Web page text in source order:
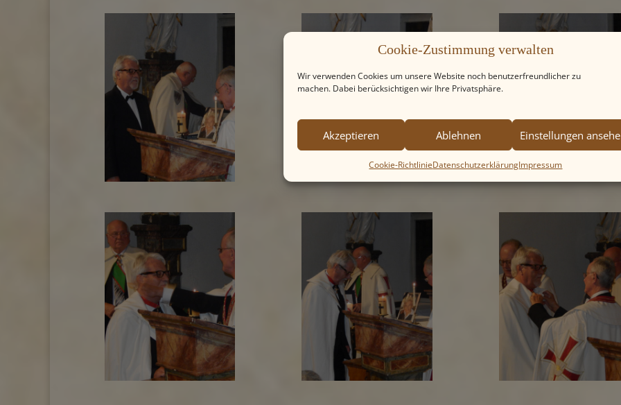
Cookie-Zustimmung verwalten
Wir verwenden Cookies um unsere Website noch benutzerfreundlicher zu
machen. Dabei berücksichtigen wir Ihre Privatsphäre.
Akzeptieren Ablehnen Einstellungen
Cookie-RichtlinieDatenschutzerklärungImpressum